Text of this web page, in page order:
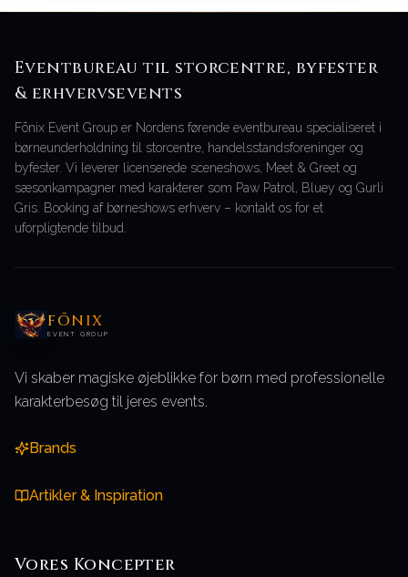
Eventbureau til storcentre, byfester
& erhvervsevents
Fōnix Event Group er Nordens førende eventbureau specialiseret i
børneunderholdning til storcentre, handelsstandsforeninger og
byfester. Vi leverer licenserede sceneshows, Meet & Greet og
sæsonkampagner med karakterer som Paw Patrol, Bluey og Gurli
Gris. Booking af børneshows erhverv – kontakt os for et
uforpligtende tilbud.
FŌNIX
EVENT GROUP
Vi skaber magiske øjeblikke for børn med professionelle
karakterbesøg til jeres events.
Brands
Artikler & Inspiration
Vores Koncepter